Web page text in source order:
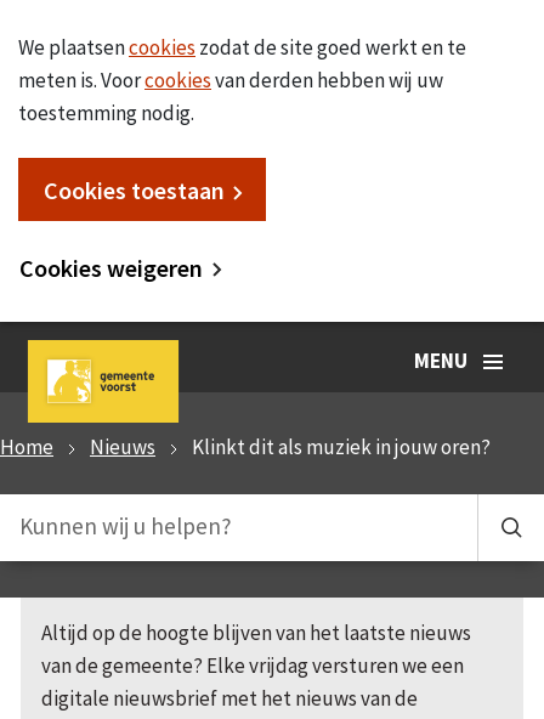
We plaatsencookies zodat de site goed werkt en te
meten is. Voorcookiesvan derden hebben wij uw
toestemming nodig.
Cookies toestaan
Cookies weigeren
MENU
Home Nieuws Klinkt dit als muziek in jouw oren?
Altijd op de hoogte blijven van het laatste nieuws
van de gemeente? Elke vrijdag versturen we een
digitale nieuwsbrief met het nieuws van de